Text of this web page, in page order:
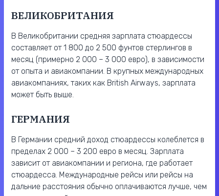
ВЕЛИКОБРИТАНИЯ
В Великобритании средняя зарплата стюардессы
составляет от 1 800 до 2 500 фунтов стерлингов в
месяц (примерно 2 000 – 3 000 евро), в зависимости
от опыта и авиакомпании. В крупных международных
авиакомпаниях, таких как British Airways, зарплата
может быть выше.
ГЕРМАНИЯ
В Германии средний доход стюардессы колеблется в
пределах 2 000 – 3 200 евро в месяц. Зарплата
зависит от авиакомпании и региона, где работает
стюардесса. Международные рейсы или рейсы на
дальние расстояния обычно оплачиваются лучше, чем